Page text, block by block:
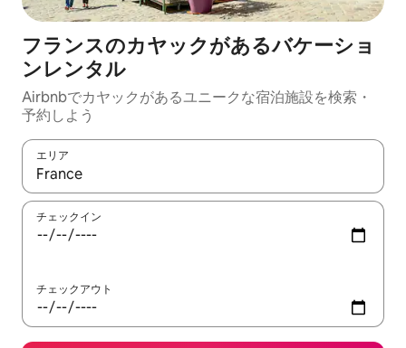
フランスのカヤックがあるバケーショ
ンレンタル
Airbnbでカヤックがあるユニークな宿泊施設を検索・
予約しよう
エリア
検索結果が表示されたら、上下の矢印キーを使って移動するか
チェックイン
チェックアウト